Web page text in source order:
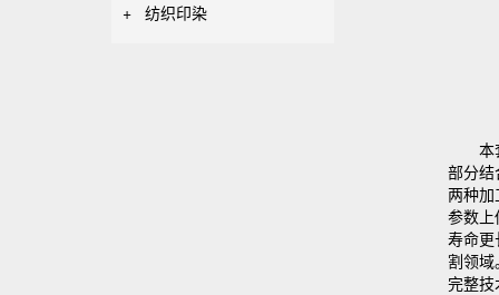
+ 纺织印染
本
部分
两种
参数
寿命
割领
完整